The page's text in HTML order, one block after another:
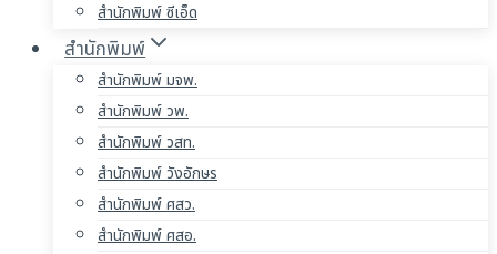
สำนักพิมพ์ ซีเอ็ด
สำนักพิมพ์
สำนักพิมพ์ มจพ.
สำนักพิมพ์ วพ.
สำนักพิมพ์ วสท.
สำนักพิมพ์ วังอักษร
สำนักพิมพ์ ศสว.
สำนักพิมพ์ ศสอ.